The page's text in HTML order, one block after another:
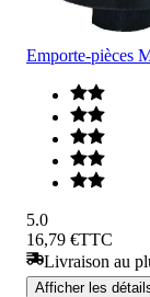
Emporte-pièces
5.0
16,79 €TTC
Livraison au
Afficher les